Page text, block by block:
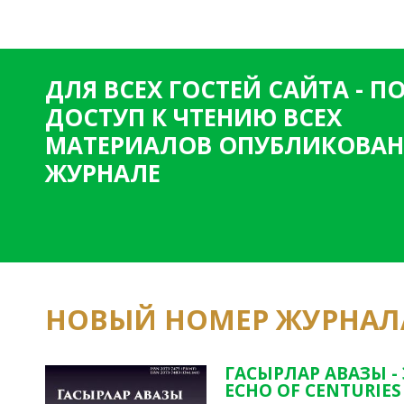
р
а
н
и
ц
ДЛЯ ВСЕХ ГОСТЕЙ САЙТА -
ДОСТУП К ЧТЕНИЮ ВСЕХ
МАТЕРИАЛОВ
ЖУРНАЛЕ
НОВЫЙ НОМЕР
ГАСЫРЛАР АВАЗЫ -
ECHO OF